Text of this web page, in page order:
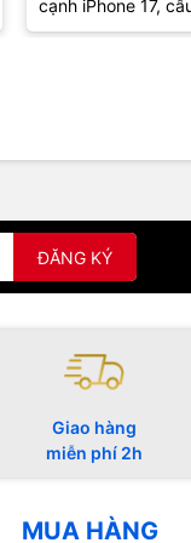
cạnh iPhone 17,
không còn là “máy
ĐĂNG KÝ
Giao hàng
miễn phí 2h
MUA HÀNG